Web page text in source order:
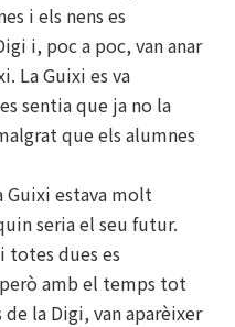
i els nens es
i, poc a poc, van anar
La Guixi es va
sentia que ja no la
que els alumnes
Guixi estava molt
seria el seu futur.
totes dues es
amb el temps tot
de la Digi, van aparèixer